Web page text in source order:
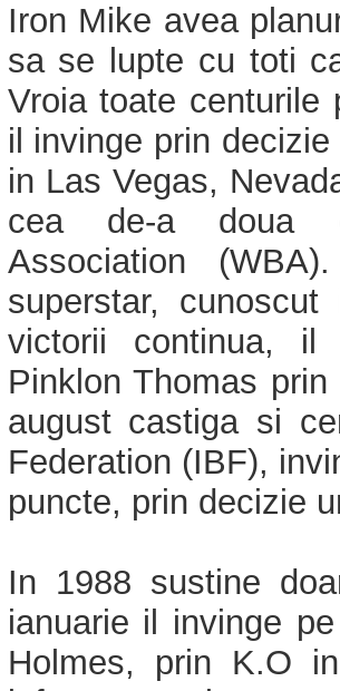
Iron Mike avea
sa se lupte cu toti
Vroia toate centurile
il invinge prin
in Las Vegas,
cea de-a doua
Association
superstar,
victorii continua,
Pinklon Thomas
august castiga si
Federation (IBF),
puncte, prin decizie
In 1988 sustine
ianuarie il invinge
Holmes, prin K.O